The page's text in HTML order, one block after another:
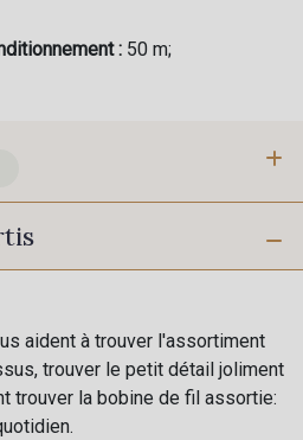
: 50 m;
aident à trouver l'assortiment
trouver le petit détail joliment
trouver la bobine de fil assortie:
offerts sur votre
!